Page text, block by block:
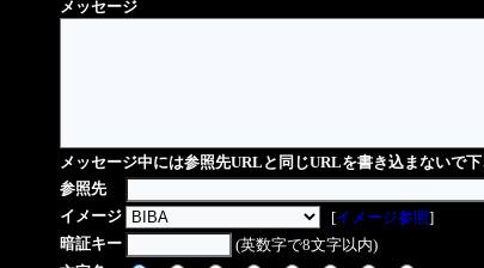
メッセージ
メッセージ中には参照先URLと同じURLを書き込まないで
参照先
イメージ
[イメージ参照]
暗証キー
(英数字で8文字以内)